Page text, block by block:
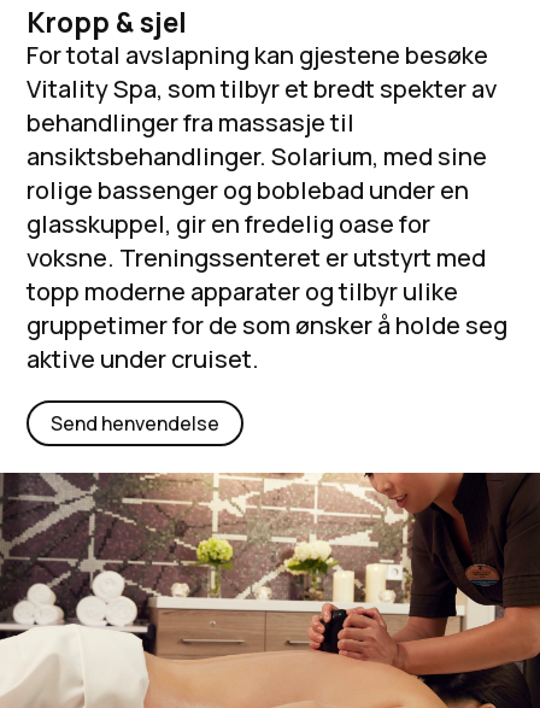
Kropp & sjel
For total avslapning kan gjestene besøke
Vitality Spa, som tilbyr et bredt spekter av
behandlinger fra massasje til
ansiktsbehandlinger. Solarium, med sine
rolige bassenger og boblebad under en
glasskuppel, gir en fredelig oase for
voksne. Treningssenteret er utstyrt med
topp moderne apparater og tilbyr ulike
gruppetimer for de som ønsker å holde seg
aktive under cruiset.
Send henvendelse